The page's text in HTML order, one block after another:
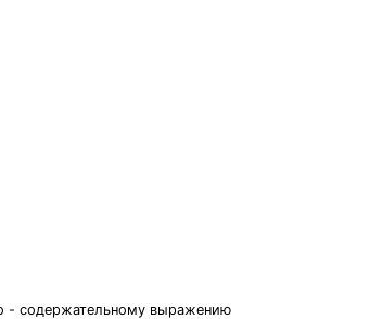
- содержательному выражению